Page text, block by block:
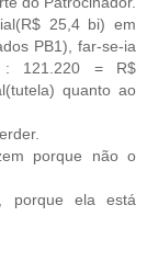
25,4 bi) em
PB1), far-se-ia
: 121.220 = R$
quanto ao
porque não o
porque ela está